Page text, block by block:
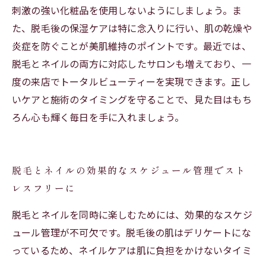
刺激の強い化粧品を使用しないようにしましょう。ま
た、脱毛後の保湿ケアは特に念入りに行い、肌の乾燥や
炎症を防ぐことが美肌維持のポイントです。最近では、
脱毛とネイルの両方に対応したサロンも増えており、一
度の来店でトータルビューティーを実現できます。正し
いケアと施術のタイミングを守ることで、見た目はもち
ろん心も輝く毎日を手に入れましょう。
脱毛とネイルの効果的なスケジュール管理でスト
レスフリーに
脱毛とネイルを同時に楽しむためには、効果的なスケジ
ュール管理が不可欠です。脱毛後の肌はデリケートにな
っているため、ネイルケアは肌に負担をかけないタイミ